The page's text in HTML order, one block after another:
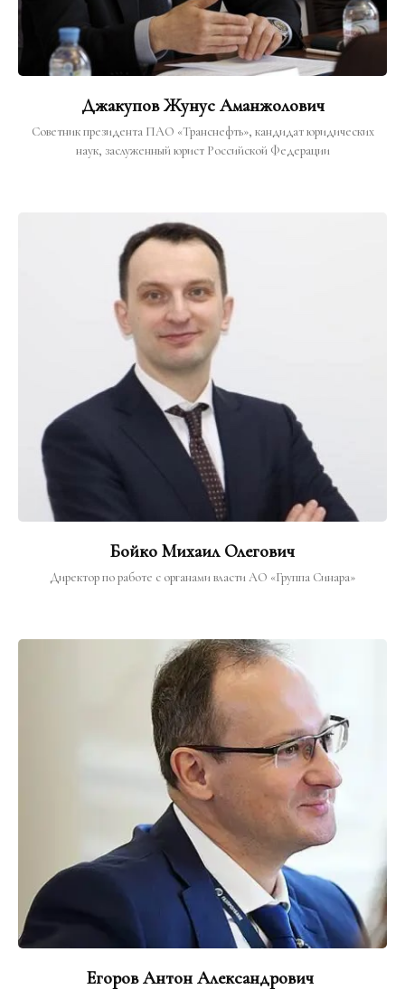
Джакупов Жунус Аманжолович
Советник президента ПАО «Транснефть», кандидат юридических
наук, заслуженный юрист Российской Федерации
Бойко Михаил Олегович
Директор по работе с органами власти АО «Группа Синара»
Егоров Антон Александрович